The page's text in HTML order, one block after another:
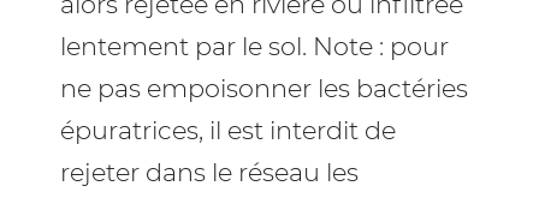
lentement par le sol. Note : pour
ne pas empoisonner les bactéries
épuratrices, il est interdit de
rejeter dans le réseau les